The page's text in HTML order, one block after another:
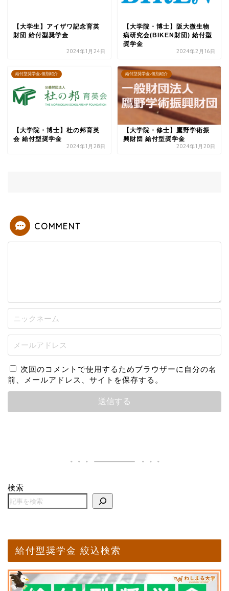
【大学生】アイザワ記念育英
財団 給付型奨学金
2024年1月24日
【大学院・博士】阪大微生物
病研究会(BIKEN財団) 給付型
奨学金
2024年2月16日
給付型奨学金-個別紹介
【大学院・博士】杜の邦育英
会 給付型奨学金
2024年1月28日
給付型奨学金-個別紹介
【大学院・修士】鷹野学術振
興財団 給付型奨学金
2024年1月20日
COMMENT
次回のコメントで使用するためブラウザーに自分の名
前、メールアドレス、サイトを保存する。
検索
給付型奨学金 絞込検索